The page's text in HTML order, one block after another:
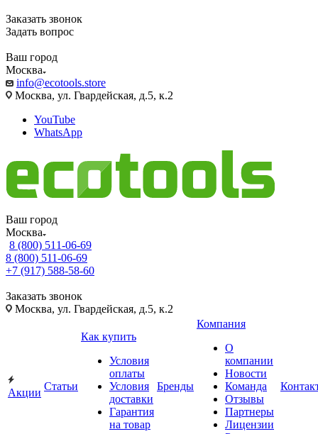
Заказать звонок
Задать вопрос
Ваш город
Москва
info@ecotools.store
Москва, ул. Гвардейская, д.5, к.2
YouTube
WhatsApp
Ваш город
Москва
8 (800) 511-06-69
8 (800) 511-06-69
+7 (917) 588-58-60
Заказать звонок
Москва, ул. Гвардейская, д.5, к.2
Акции
Статьи
Как купить
Условия
оплаты
Условия
доставки
Гарантия
на товар
Бренды
Компания
О
компании
Новости
Команда
Отзывы
Партнеры
Лицензии